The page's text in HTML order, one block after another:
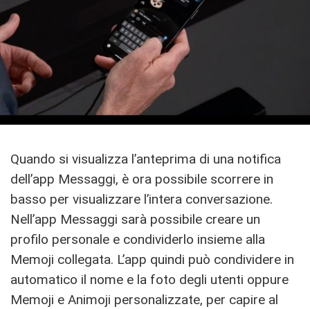
Quando si visualizza l’anteprima di una notifica
dell’app Messaggi, è ora possibile scorrere in
basso per visualizzare l’intera conversazione.
Nell’app Messaggi sarà possibile creare un
profilo personale e condividerlo insieme alla
Memoji collegata. L’app quindi può condividere in
automatico il nome e la foto degli utenti oppure
Memoji e Animoji personalizzate, per capire al